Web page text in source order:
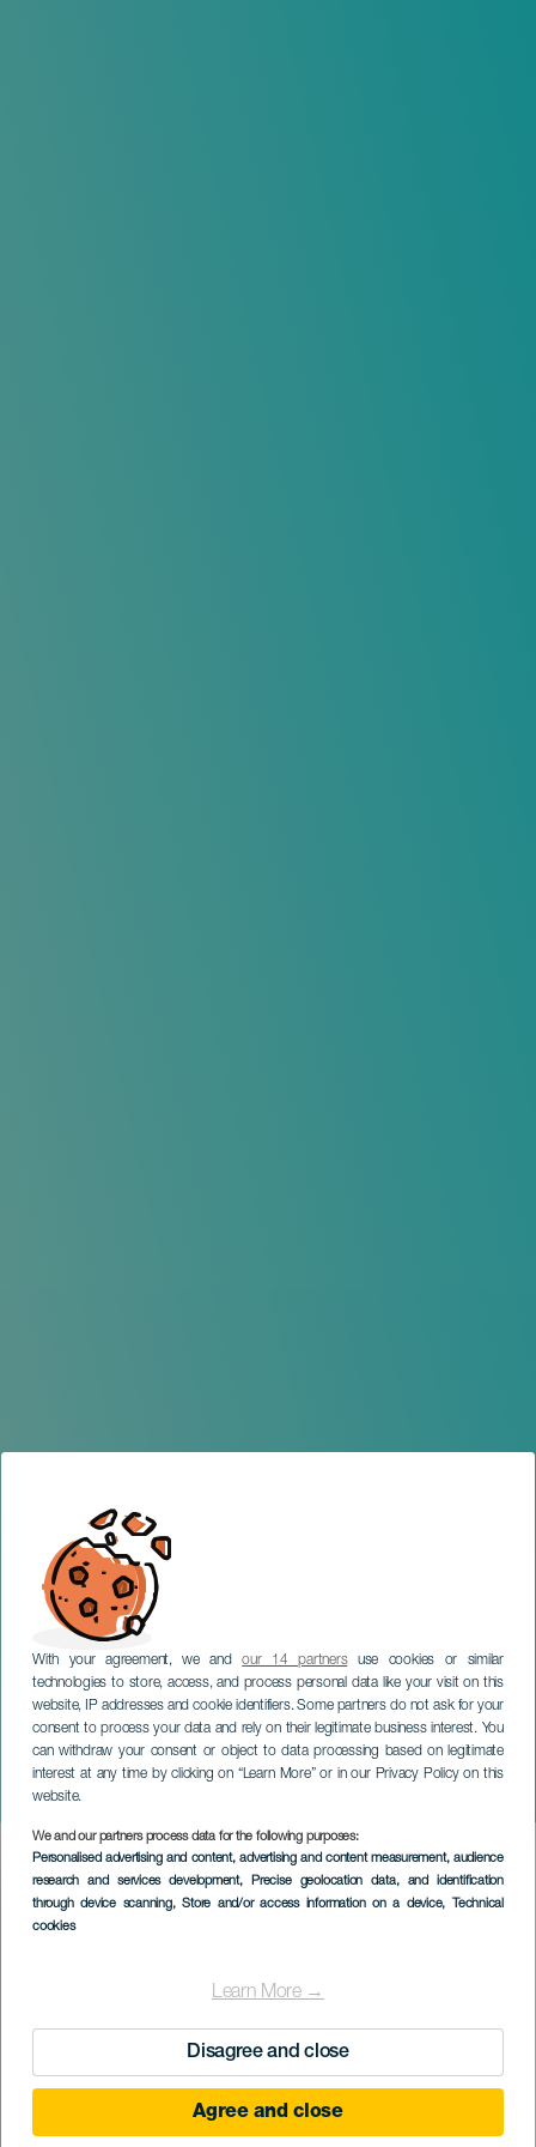
With your agreement, we andour 14 partnersuse cookies or similar
technologies to store, access, and process personal data like your visit on this
website, IP addresses and cookie identifiers. Some partners do not ask for your
consent to process your data and rely on their legitimate business interest. You
can withdraw your consent or object to data processing based on legitimate
interest at any time by clicking on “Learn More” or in our Privacy Policy on this
website.
We and our partners process data for the following purposes:
Personalised advertising and content, advertising and content measurement, audience
research and services development, Precise geolocation data, and identification
through device scanning, Store and/or access information on a device, Technical
cookies
Learn More →
Disagree and close
Agree and close
Pink Festival Cultura
LGTBIQ+
GRAN CANARIA
Imagen
Listado